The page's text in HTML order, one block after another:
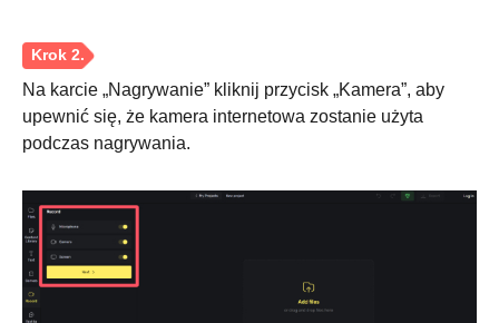
Na karcie „Nagrywanie” kliknij przycisk „Kamera”, aby
upewnić się, że kamera internetowa zostanie użyta
podczas nagrywania.